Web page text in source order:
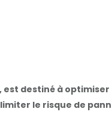
destiné à optimiser
le risque de